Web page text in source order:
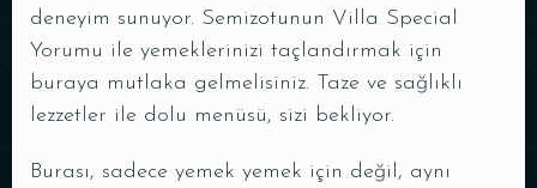
deneyim sunuyor. Semizotunun Villa Special
Yorumu ile yemeklerinizi taçlandırmak için
buraya mutlaka gelmelisiniz. Taze ve sağlıklı
lezzetler ile dolu menüsü, sizi bekliyor.
Burası, sadece yemek yemek için değil, aynı